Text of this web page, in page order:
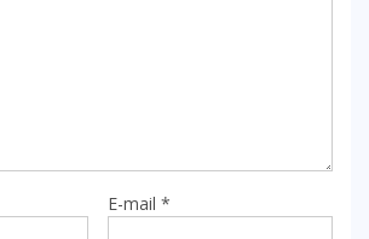
E-mail *